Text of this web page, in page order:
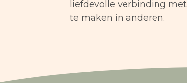
liefdevolle verbinding
te maken in anderen.